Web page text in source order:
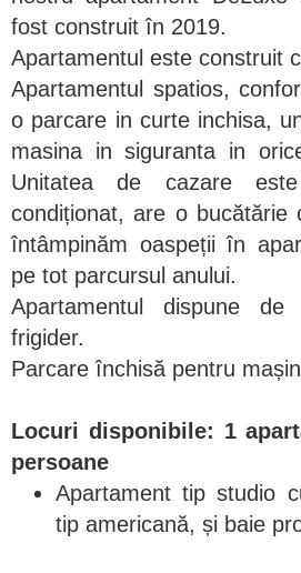
fost construit în 2019.
Apartamentul este construit
Apartamentul spatios,
o parcare in curte inchisa,
masina in siguranta in
Unitatea de cazare
condiționat, are o bucătărie
întâmpinăm oaspeții în
pe tot parcursul anului.
Apartamentul dispune
frigider.
Parcare închisă pentru
Locuri disponibile: 1
persoane
Apartament tip studio
tip americană, și baie